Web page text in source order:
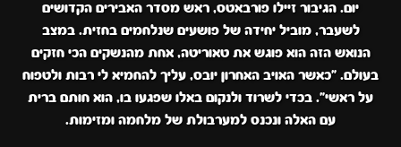
יום. הגיבור זיילו פורבאטס, ראש מסדר האבירים הקדושים
לשעבר, מוביל יחידה של פושעים שנלחמים בחזית. במצב
הנואש הזה הוא פוגש את טאוריטה, אחת מהנשקים הכי חזקים
בעולם. "כאשר האויב האחרון יובס, עליך להחמיא לי רבות ולטפוח
על ראשי". בכדי לשרוד ולנקום באלו שפגעו בו, הוא חותם ברית
עם האלה ונכנס למערבולת של מלחמה ומזימות.